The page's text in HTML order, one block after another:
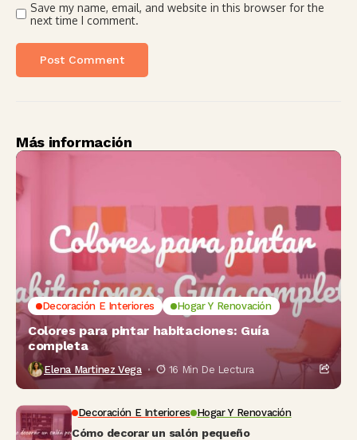
Save my name, email, and website in this browser for the
next time I comment.
Más información
Decoración E Interiores Hogar Y Renovación
Colores para pintar habitaciones: Guía
completa
Elena Martinez Vega 16 Min De Lectura
Decoración E Interiores Hogar Y Renovación
Cómo decorar un salón pequeño